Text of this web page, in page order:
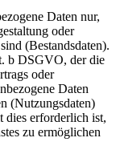
Daten nur,
oder
(Bestandsdaten).
b DSGVO, der die
oder
Daten
(Nutzungsdaten)
dies erforderlich ist,
zu ermöglichen